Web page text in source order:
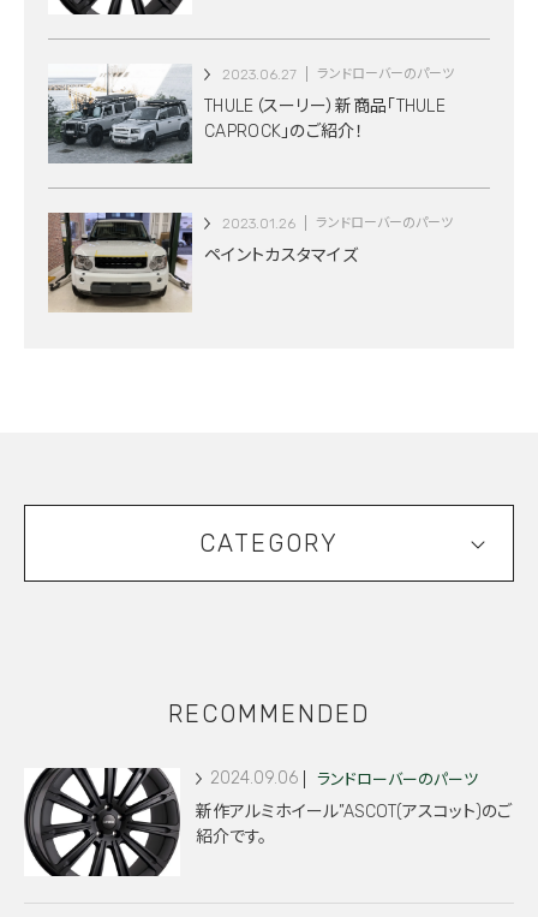
2023.06.27 ランドローバーのパーツ
THULE（スーリー）新商品「THULE
CAPROCK」のご紹介！
2023.01.26 ランドローバーのパーツ
ペイントカスタマイズ
CATEGORY
RECOMMENDED
2024.09.06 ランドローバーのパーツ
新作アルミホイール”ASCOT(アスコット)のご
紹介です。